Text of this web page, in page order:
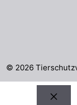
© 2026